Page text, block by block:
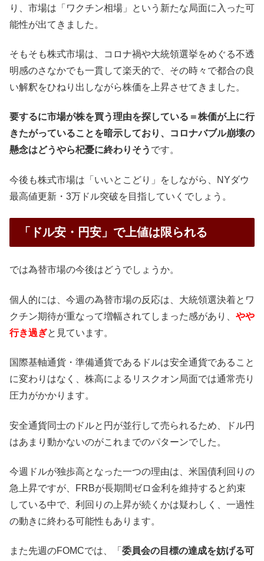
り、市場は「ワクチン相場」という新たな局面に入った可
能性が出てきました。
そもそも株式市場は、コロナ禍や大統領選挙をめぐる不透
明感のさなかでも一貫して楽天的で、その時々で都合の良
い解釈をひねり出しながら株価を上昇させてきました。
要するに市場が株を買う理由を探している＝株価が上に行
きたがっていることを暗示しており、コロナバブル崩壊の
懸念はどうやら杞憂に終わりそう です。
今後も株式市場は「いいとこどり」をしながら、NYダウ
最高値更新・3万ドル突破を目指していくでしょう。
「ドル安・円安」で上値は限られる
では為替市場の今後はどうでしょうか。
個人的には、今週の為替市場の反応は、大統領選決着とワ
クチン期待が重なって増幅されてしまった感があり、 やや
行き過ぎと見ています。
国際基軸通貨・準備通貨であるドルは安全通貨であること
に変わりはなく、株高によるリスクオン局面では通常売り
圧力がかかります。
安全通貨同士のドルと円が並行して売られるため、ドル円
はあまり動かないのがこれまでのパターンでした。
今週ドルが独歩高となった一つの理由は、米国債利回りの
急上昇ですが、FRBが長期間ゼロ金利を維持すると約束
している中で、利回りの上昇が続くかは疑わしく、一過性
の動きに終わる可能性もあります。
また先週のFOMCでは、「 委員会の目標の達成を妨げる可